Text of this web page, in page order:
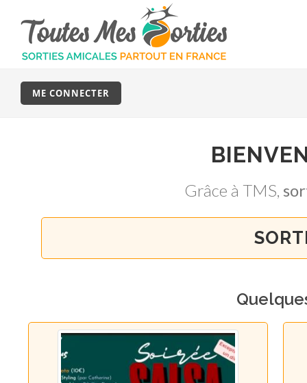
ME CONNECTER
Grâce à TMS,